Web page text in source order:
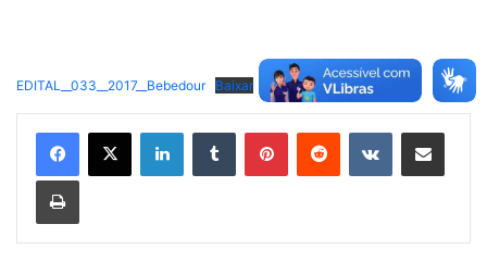
EDITAL__033__2017__Bebedour Baixar
LinkedinTumblr PinterestReddit VK Compartilhar via e-mail
Imprimir